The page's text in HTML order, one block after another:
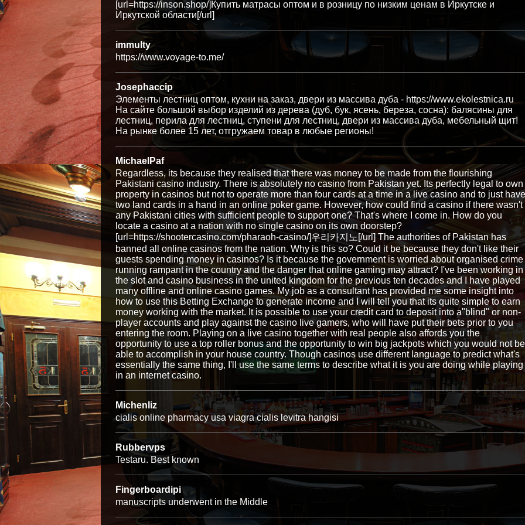
[url=https://inson.shop/]Купить матрасы оптом и в розницу по низким ценам в Иркутске и
Иркутской области[/url]
immulty
https://www.voyage-to.me/
Josephaccip
Элементы лестниц оптом, кухни на заказ, двери из массива дуба - https://www.ekolestnica.ru
На сайте большой выбор изделий из дерева (дуб, бук, ясень, береза, сосна): балясины для
лестниц, перила для лестниц, ступени для лестниц, двери из массива дуба, мебельный щит!
На рынке более 15 лет, отгружаем товар в любые регионы!
MichaelPaf
Regardless, its because they realised that there was money to be made from the flourishing
Pakistani casino industry. There is absolutely no casino from Pakistan yet. Its perfectly legal to own
property in casinos but not to operate more than four cards at a time in a live casino and to just have
two land cards in a hand in an online poker game. However, how could find a casino if there wasn't
any Pakistani cities with sufficient people to support one? That's where I come in. How do you
locate a casino at a nation with no single casino on its own doorstep?
[url=https://shootercasino.com/pharaoh-casino/]우리카지노[/url] The authorities of Pakistan has
banned all online casinos from the nation. Why is this so? Could it be because they don't like their
guests spending money in casinos? Is it because the government is worried about organised crime
running rampant in the country and the danger that online gaming may attract? I've been working in
the slot and casino business in the united kingdom for the previous ten decades and I have played
many offline and online casino games. My job as a consultant has provided me some insight into
how to use this Betting Exchange to generate income and I will tell you that its quite simple to earn
money working with the market. It is possible to use your credit card to deposit into a"blind" or non-
player accounts and play against the casino live gamers, who will have put their bets prior to you
entering the room. Playing on a live casino together with real people also affords you the
opportunity to use a top roller bonus and the opportunity to win big jackpots which you would not be
able to accomplish in your house country. Though casinos use different language to predict what's
essentially the same thing, I'll use the same terms to describe what it is you are doing while playing
in an internet casino.
Michenliz
cialis online pharmacy usa viagra cialis levitra hangisi
Rubbervps
Testaru. Best known
Fingerboardipi
manuscripts underwent in the Middle